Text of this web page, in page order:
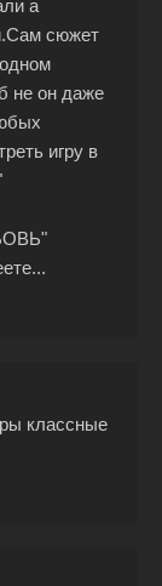
а
сюжет
не он даже
игру в
классные